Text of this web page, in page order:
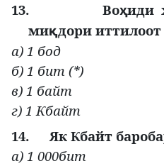
13.
Воҳиди
миқдори
а) 1 бод
б) 1 бит (*)
в) 1 байт
г) 1 Кбайт
14.
Як Кбайт
а) 1 000бит